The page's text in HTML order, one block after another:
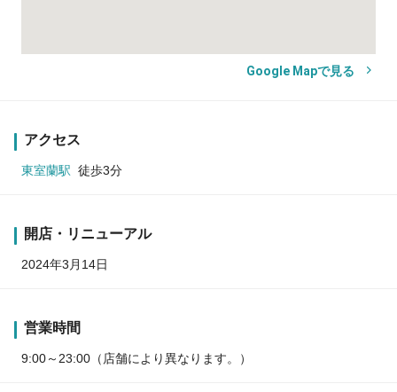
Google Mapで見る
アクセス
東室蘭駅 徒歩3分
開店・リニューアル
2024年3月14日
営業時間
9:00～23:00（店舗により異なります。）